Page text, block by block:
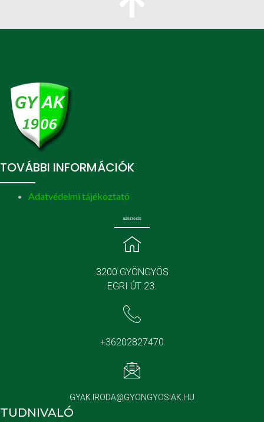
TOVÁBBI INFORMÁCIÓK
Adatvédelmi tájékoztató
ELÉRHETŐSÉG
3200 GYÖNGYÖS
EGRI ÚT 23.
+36202827470
GYAK.IRODA@GYONGYOSIAK.HU
TUDNIVALÓ